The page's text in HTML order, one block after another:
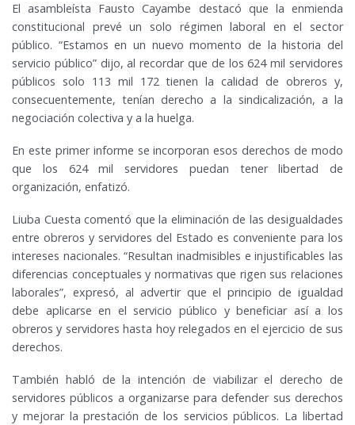
El asambleísta Fausto Cayambe destacó que la enmienda
constitucional prevé un solo régimen laboral en el sector
público. “Estamos en un nuevo momento de la historia del
servicio público” dijo, al recordar que de los 624 mil servidores
públicos solo 113 mil 172 tienen la calidad de obreros y,
consecuentemente, tenían derecho a la sindicalización, a la
negociación colectiva y a la huelga.
En este primer informe se incorporan esos derechos de modo
que los 624 mil servidores puedan tener libertad de
organización, enfatizó.
Liuba Cuesta comentó que la eliminación de las desigualdades
entre obreros y servidores del Estado es conveniente para los
intereses nacionales. “Resultan inadmisibles e injustificables las
diferencias conceptuales y normativas que rigen sus relaciones
laborales”, expresó, al advertir que el principio de igualdad
debe aplicarse en el servicio público y beneficiar así a los
obreros y servidores hasta hoy relegados en el ejercicio de sus
derechos.
También habló de la intención de viabilizar el derecho de
servidores públicos a organizarse para defender sus derechos
y mejorar la prestación de los servicios públicos. La libertad